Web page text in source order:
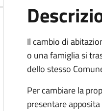
Il cambio di
o una famiglia si
dello stesso
Per cambiare la
presentare apposita